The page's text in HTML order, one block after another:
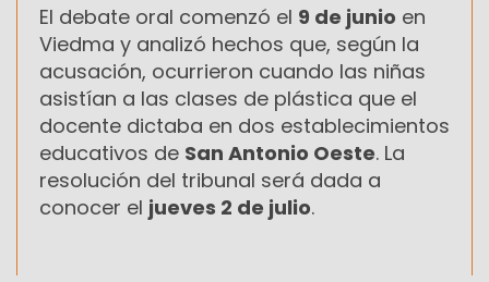
El debate oral comenzó el 9 de junio en
Viedma y analizó hechos que, según la
acusación, ocurrieron cuando las niñas
asistían a las clases de plástica que el
docente dictaba en dos establecimientos
educativos de San Antonio Oeste. La
resolución del tribunal será dada a
conocer el jueves 2 de julio.